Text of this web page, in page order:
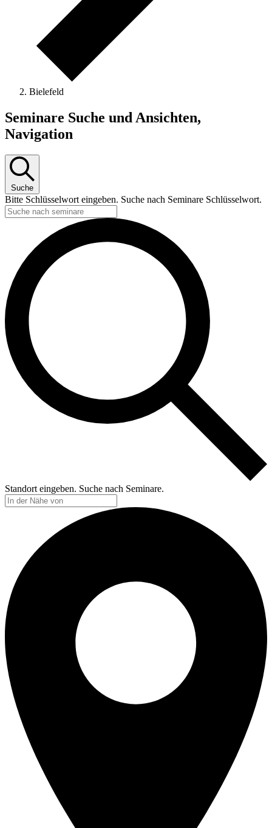
Bielefeld
Seminare
Seminare Suche und Ansichten,
Navigation
Suche
Bitte Schlüsselwort eingeben. Suche nach Seminare Schlüsselwort.
Standort eingeben. Suche nach Seminare.